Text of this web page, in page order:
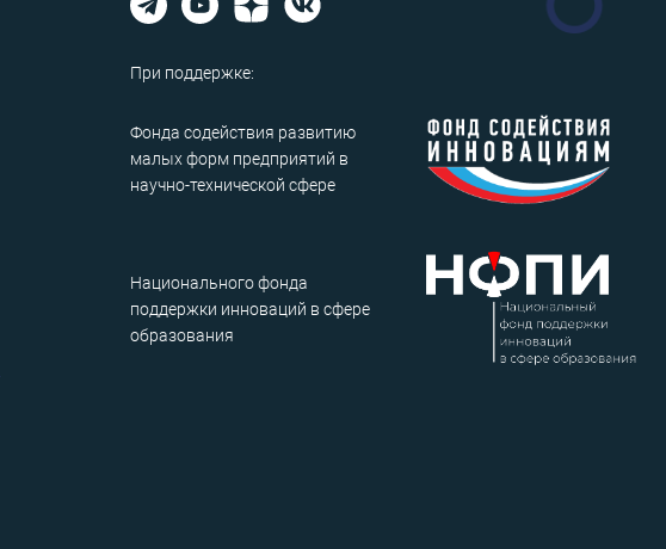
При поддержке:
Фонда содействия развитию
малых форм предприятий в
научно-технической сфере
Национального фонда
поддержки инноваций в сфере
образования